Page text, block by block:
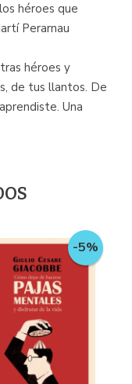
héroes que
Perarnau
héroes y
de tus llantos. De
Una
-5%